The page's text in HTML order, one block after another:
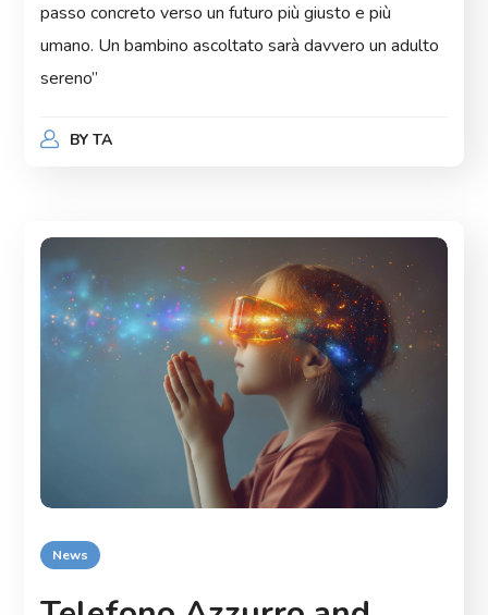
passo concreto verso un futuro più giusto e più
umano. Un bambino ascoltato sarà davvero un adulto
sereno”
BY TA
News